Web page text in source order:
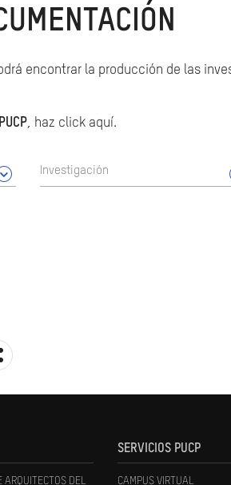
encontrar la producción de las
, haz click aquí.
Investigación
ARQUITECTOS DEL
SERVICIOS PUCP
CAMPUS VIRTUAL